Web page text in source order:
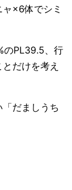
ャ×6体でシミ
のPL39.5、行
だけを考え
だましうち